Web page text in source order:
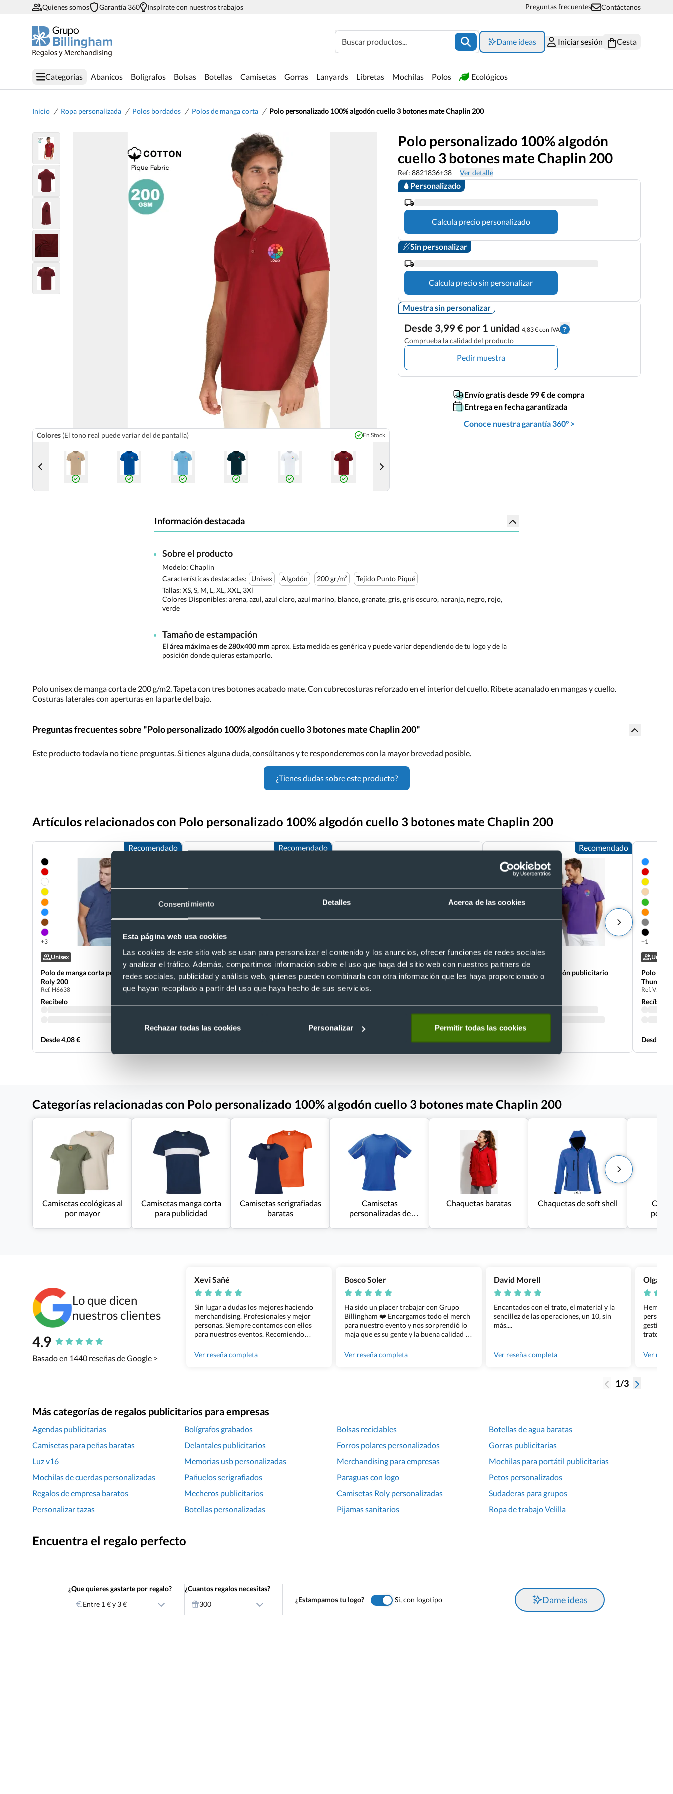
Consentimiento Detalles Acerca de las cookies
Esta página web usa cookies
Las cookies de este sitio web se usan para personalizar el contenido y los anuncios, ofrecer funciones de redes sociales
y analizar el tráfico. Además, compartimos información sobre el uso que haga del sitio web con nuestros partners de
redes sociales, publicidad y análisis web, quienes pueden combinarla con otra información que les haya proporcionado o
que hayan recopilado a partir del uso que haya hecho de sus servicios.
Rechazar todas las cookies Personalizar Permitir todas las cookies
Quienes somos Garantía 360 Inspírate con nuestros trabajos Preguntas frecuentes Contáctanos
Buscar productos... Dame ideas Iniciar sesión Cesta
Categorías Abanicos Bolígrafos Bolsas Botellas Camisetas Gorras Lanyards Libretas Mochilas Polos Ecológicos
Inicio / Ropa personalizada / Polos bordados / Polos de manga corta / Polo personalizado 100% algodón cuello 3 botones mate Chaplin 200
Colores (El tono real puede variar del de pantalla) En Stock
Polo personalizado 100% algodón
cuello 3 botones mate Chaplin 200
Ref: 8821836+38 Ver detalle
Personalizado
Calcula precio personalizado
Sin personalizar
Calcula precio sin personalizar
Muestra sin personalizar
Desde 3,99 € por 1 unidad 4,83 € con IVA
Comprueba la calidad del producto
Pedir muestra
Envío gratis desde 99 € de compra
Entrega en fecha garantizada
Conoce nuestra garantía 360° >
Información destacada
Sobre el producto
Modelo: Chaplin
Características destacadas:
Unisex Algodón 200 gr/m²
Tejido Punto Piqué
Tallas: XS, S, M, L, XL, XXL, 3Xl
Colores Disponibles: arena, azul, azul claro, azul marino, blanco, granate, gris, gris oscuro, naranja, negro, rojo,
verde
Tamaño de estampación
El área máxima es de 280x400 mm aprox. Esta medida es genérica y puede variar dependiendo de tu logo y de la
posición donde quieras estamparlo.
Polo unisex de manga corta de 200 g/m2. Tapeta con tres botones acabado mate. Con cubrecosturas reforzado en el interior del cuello. Ribete acanalado en mangas y cuello.
Costuras laterales con aperturas en la parte del bajo.
Preguntas frecuentes sobre "Polo personalizado 100% algodón cuello 3 botones mate Chaplin 200"
Este producto todavía no tiene preguntas. Si tienes alguna duda, consúltanos y te responderemos con la mayor brevedad posible.
¿Tienes dudas sobre este producto?
Artículos relacionados con Polo personalizado 100% algodón cuello 3 botones mate Chaplin 200
Recomendado
+3
Unisex
Polo de manga corta personalizado Star
Roly 200
Ref. H6638
Recíbelo
Desde 4,08 €
Recomendado
+4
- 35 % Unisex
Polo pique 220 gr/m2 manga corta patrol
Valento 220
Ref. V502
Unisex
Polo unisex algodón ring spun
personalizado MPS180 Keya 180
Ref. 885863+62
Recomendado
Unisex
Polo pique 100% algodón publicitario
spring ii Sols 210
+1
Unisex
Polo
Thunder
Ref. V505
Recíbelo
Desde
Categorías relacionadas con Polo personalizado 100% algodón cuello 3 botones mate Chaplin 200
Camisetas ecológicas al
por mayor
Camisetas manga corta
para publicidad
Camisetas serigrafiadas
baratas
Camisetas
personalizadas de
Chaquetas baratas Chaquetas de soft shell
Lo que dicen
nuestros clientes
4.9
Basado en 1440 reseñas de Google >
Xevi Sañé
Sin lugar a dudas los mejores haciendo
merchandising. Profesionales y mejor
personas. Siempre contamos con ellos
para nuestros eventos. Recomiendo
Ver reseña completa
Bosco Soler
Ha sido un placer trabajar con Grupo
Billingham ❤️ Encargamos todo el merch
para nuestro evento y nos sorprendió lo
maja que es su gente y la buena calidad de
100% recomendado!!
Ver reseña completa
David Morell
Encantados con el trato, el material y la
sencillez de las operaciones, un 10, sin
más....
Ver reseña completa
Olga
Hemos
gestión
trato
gente
Ver
1/3
Más categorías de regalos publicitarios para empresas
Agendas publicitarias Bolígrafos grabados Bolsas reciclables
Botellas de agua baratas
Camisetas para peñas baratas
Delantales publicitarios Forros polares personalizados
Gorras publicitarias
Luz v16
Memorias usb personalizadas Merchandising para empresas
Mochilas para portátil publicitarias
Mochilas de cuerdas personalizadas
Pañuelos serigrafiados Paraguas con logo
Petos personalizados
Regalos de empresa baratos
Mecheros publicitarios Camisetas Roly personalizadas
Sudaderas para grupos
Personalizar tazas
Botellas personalizadas Pijamas sanitarios Ropa de trabajo Velilla
Encuentra el regalo perfecto
¿Que quieres gastarte por regalo?
Entre 1 € y 3 €
¿Cuantos regalos necesitas?
300
¿Estampamos tu logo? Si, con logotipo Dame ideas